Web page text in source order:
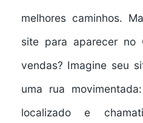
melhores caminhos.
site para aparecer no
vendas? Imagine seu
uma rua
localizado e